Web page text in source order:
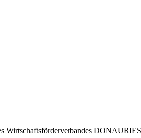
Wirtschaftsförderverbandes DONAURIES